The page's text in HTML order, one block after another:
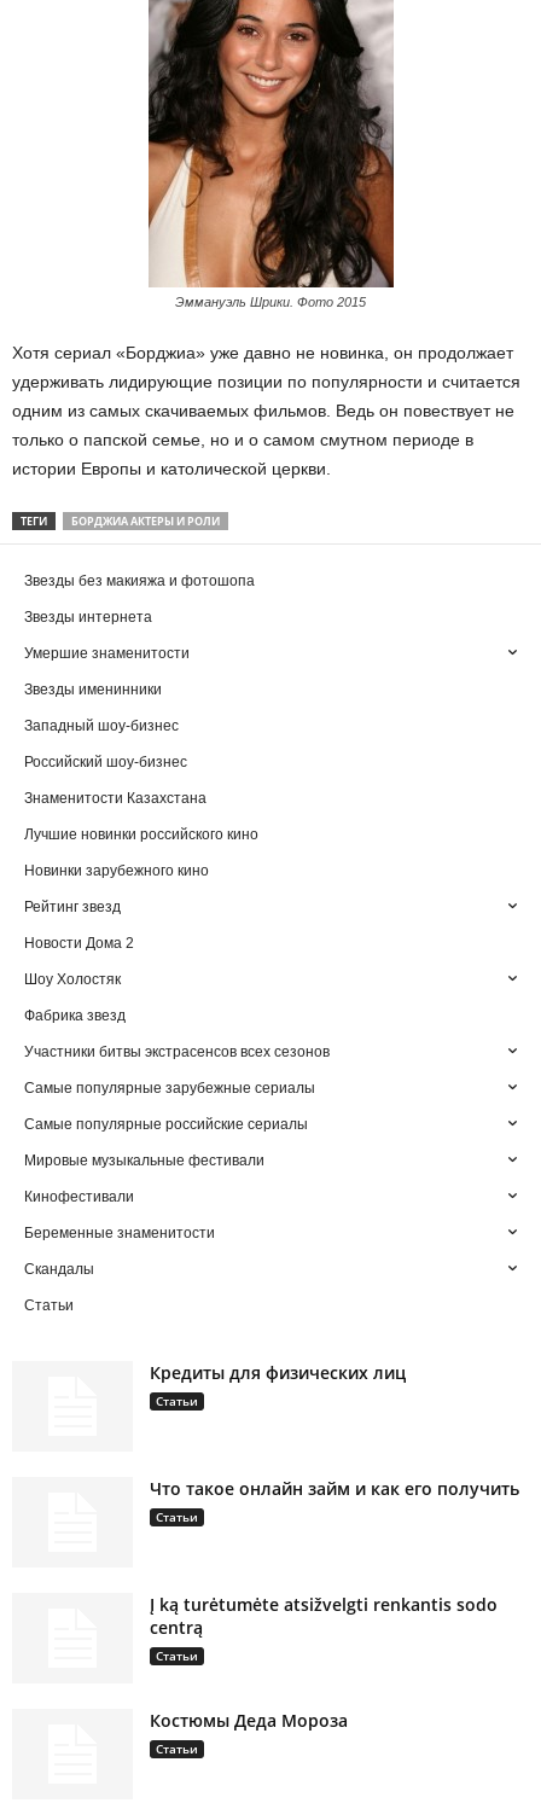
Эммануэль Шрики. Фото 2015
Хотя сериал «Борджиа» уже давно не новинка, он продолжает
удерживать лидирующие позиции по популярности и считается
одним из самых скачиваемых фильмов. Ведь он повествует не
только о папской семье, но и о самом смутном периоде в
истории Европы и католической церкви.
ТЕГИ БОРДЖИА АКТЕРЫ И РОЛИ
Звезды без макияжа и фотошопа
Звезды интернета
Умершие знаменитости
Звезды именинники
Западный шоу-бизнес
Российский шоу-бизнес
Знаменитости Казахстана
Лучшие новинки российского кино
Новинки зарубежного кино
Рейтинг звезд
Новости Дома 2
Шоу Холостяк
Фабрика звезд
Участники битвы экстрасенсов всех сезонов
Самые популярные зарубежные сериалы
Самые популярные российские сериалы
Мировые музыкальные фестивали
Кинофестивали
Беременные знаменитости
Скандалы
Статьи
Кредиты для физических лиц
Статьи
Что такое онлайн займ и как его получить
Статьи
Į ką turėtumėte atsižvelgti renkantis sodo
centrą
Статьи
Костюмы Деда Мороза
Статьи